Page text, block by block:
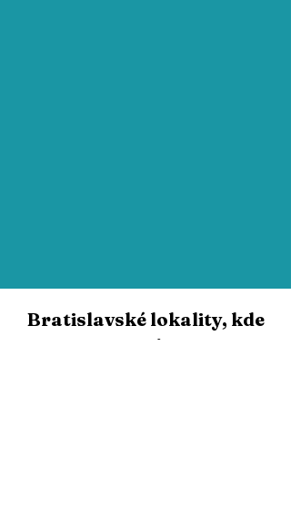
Bratislavské lokality, kde
upratujeme